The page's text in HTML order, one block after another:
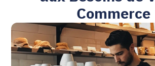
Commerce